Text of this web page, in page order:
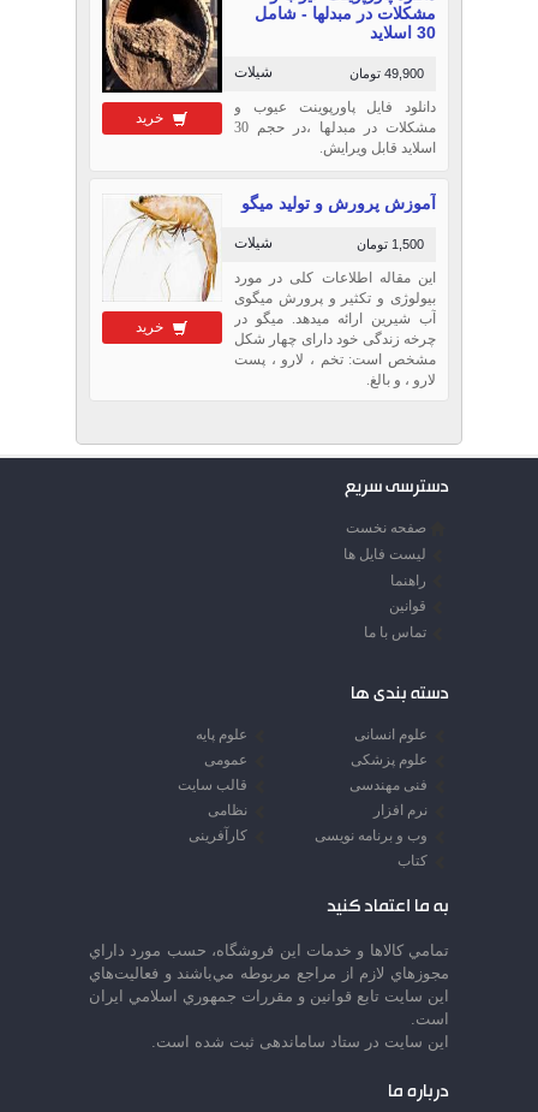
خرید
مشکلات در مبدلها - شامل
30 اسلاید
شیلات 49,900 تومان
دانلود فایل پاورپوینت عیوب و
مشکلات در مبدلها ،در حجم 30
اسلاید قابل ویرایش.
خرید
آموزش پرورش و تولید میگو
شیلات 1,500 تومان
این مقاله اطلاعات كلی در مورد
بیولوژی و تكثیر و پرورش میگوی
آب شیرین ارائه می­دهد. میگو در
چرخه زندگی خود دارای چهار شكل
مشخص است: تخم ، لارو ، پست
لارو ، و بالغ.
دسترسی سریع
صفحه نخست
لیست فایل ها
راهنما
قوانین
تماس با ما
دسته بندی ها
علوم انسانی
علوم پایه
علوم پزشکی
عمومی
فنی مهندسی
قالب سایت
نرم افزار
نظامی
وب و برنامه نویسی
کارآفرینی
کتاب
به ما اعتماد کنید
تمامي كالاها و خدمات اين فروشگاه، حسب مورد داراي
مجوزهاي لازم از مراجع مربوطه مي‌باشند و فعاليت‌هاي
اين سايت تابع قوانين و مقررات جمهوري اسلامي ايران
است.
این سایت در ستاد ساماندهی ثبت شده است.
درباره ما